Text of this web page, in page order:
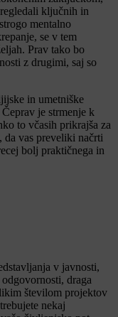
ključnih in
mentalno
se v tem
Prav tako bo
z drugimi, saj so
in umetniške
je strmenje k
to včasih prikrajša za
da vas preveliki načrti
bolj praktičnega in
v javnosti,
draga
številom projektov
nekaj